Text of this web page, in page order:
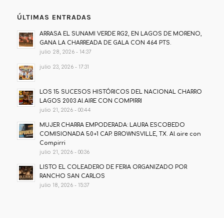
ÚLTIMAS ENTRADAS
ARRASA EL SUNAMI VERDE RG2, EN LAGOS DE MORENO,
GANA LA CHARREADA DE GALA CON 464 PTS.
julio 28, 2026 - 14:37
julio 23, 2026 - 17:31
LOS 15 SUCESOS HISTÓRICOS DEL NACIONAL CHARRO
LAGOS 2003 Al AIRE CON COMPIRRI
julio 21, 2026 - 00:44
MUJER CHARRA EMPODERADA: LAURA ESCOBEDO
COMISIONADA 50+1 CAP. BROWNSVILLE, TX. Al aire con
Compirri
julio 21, 2026 - 00:36
LISTO EL COLEADERO DE FERIA ORGANIZADO POR
RANCHO SAN CARLOS
julio 18, 2026 - 15:37